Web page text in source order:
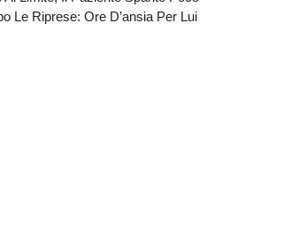
Le Riprese: Ore D’ansia Per Lui